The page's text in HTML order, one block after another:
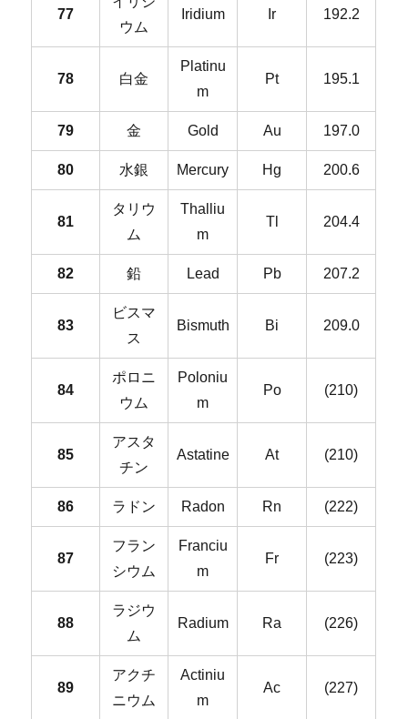
77
ウム
Iridium Ir 192.2
78 白金
Platinu
m
Pt 195.1
79 金 Gold Au 197.0
80 水銀 Mercury Hg 200.6
81
タリウ
ム
Thalliu
m
Tl 204.4
82 鉛 Lead Pb 207.2
83
ビスマ
ス
Bismuth Bi 209.0
84
ポロニ
ウム
Poloniu
m
Po (210)
85
アスタ
チン
Astatine At (210)
86 ラドン Radon Rn (222)
87
フラン
シウム
Franciu
m
Fr (223)
88
ラジウ
ム
Radium Ra (226)
89
アクチ
ニウム
Actiniu
m
Ac (227)